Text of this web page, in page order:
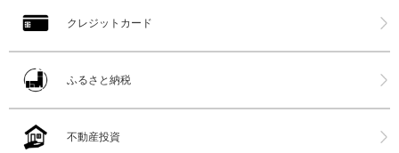
クレジットカード
ふるさと納税
不動産投資